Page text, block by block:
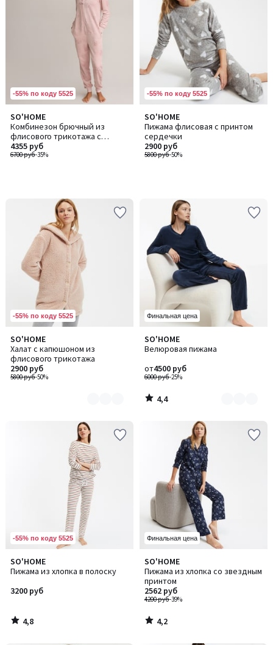
-55% по коду 5525
SO'HOME
Комбинезон брючный из
флисового трикотажа с
принтом "сердечки"
6700 руб-35%
4355 руб
-55% по коду 5525
SO'HOME
Пижама флисовая с принтом
сердечки
5800 руб-50%
2900 руб
-55% по коду 5525
SO'HOME
Халат с капюшоном из
флисового трикотажа
5800 руб-50%
2900 руб
Количество
цветов:
2
Финальная цена
SO'HOME
Велюровая пижама
6000 руб-25%
от4500 руб
4,4
/ 5
Количество
цветов:
4,4
/
-55% по коду 5525
SO'HOME
Пижама из хлопка в полоску
3200 руб
4,8
/ 5
4,8
/
Финальная цена
SO'HOME
Пижама из хлопка со звездным
принтом
4200 руб-39%
2562 руб
4,2
/ 5
4,2
/